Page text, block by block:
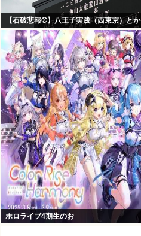
【石破悲報⚾】八王子実践（西東京）と
ホロライブ4期生のお